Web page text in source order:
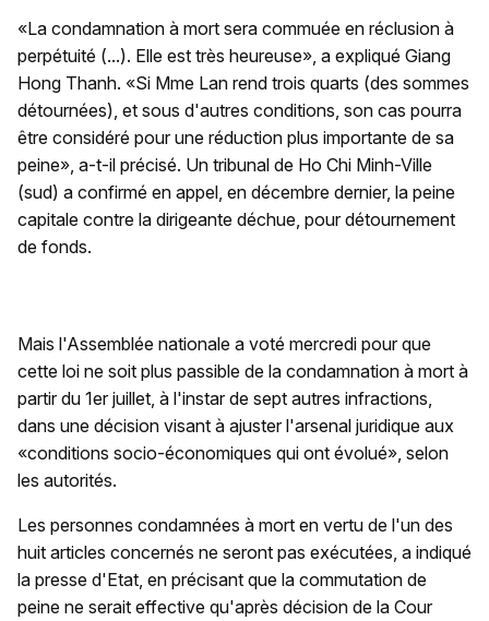
«La condamnation à mort sera commuée en réclusion à
perpétuité (...). Elle est très heureuse», a expliqué Giang
Hong Thanh. «Si Mme Lan rend trois quarts (des sommes
détournées), et sous d'autres conditions, son cas pourra
être considéré pour une réduction plus importante de sa
peine», a-t-il précisé. Un tribunal de Ho Chi Minh-Ville
(sud) a confirmé en appel, en décembre dernier, la peine
capitale contre la dirigeante déchue, pour détournement
de fonds.
Mais l'Assemblée nationale a voté mercredi pour que
cette loi ne soit plus passible de la condamnation à mort à
partir du 1er juillet, à l'instar de sept autres infractions,
dans une décision visant à ajuster l'arsenal juridique aux
«conditions socio-économiques qui ont évolué», selon
les autorités.
Les personnes condamnées à mort en vertu de l'un des
huit articles concernés ne seront pas exécutées, a indiqué
la presse d'Etat, en précisant que la commutation de
peine ne serait effective qu'après décision de la Cour